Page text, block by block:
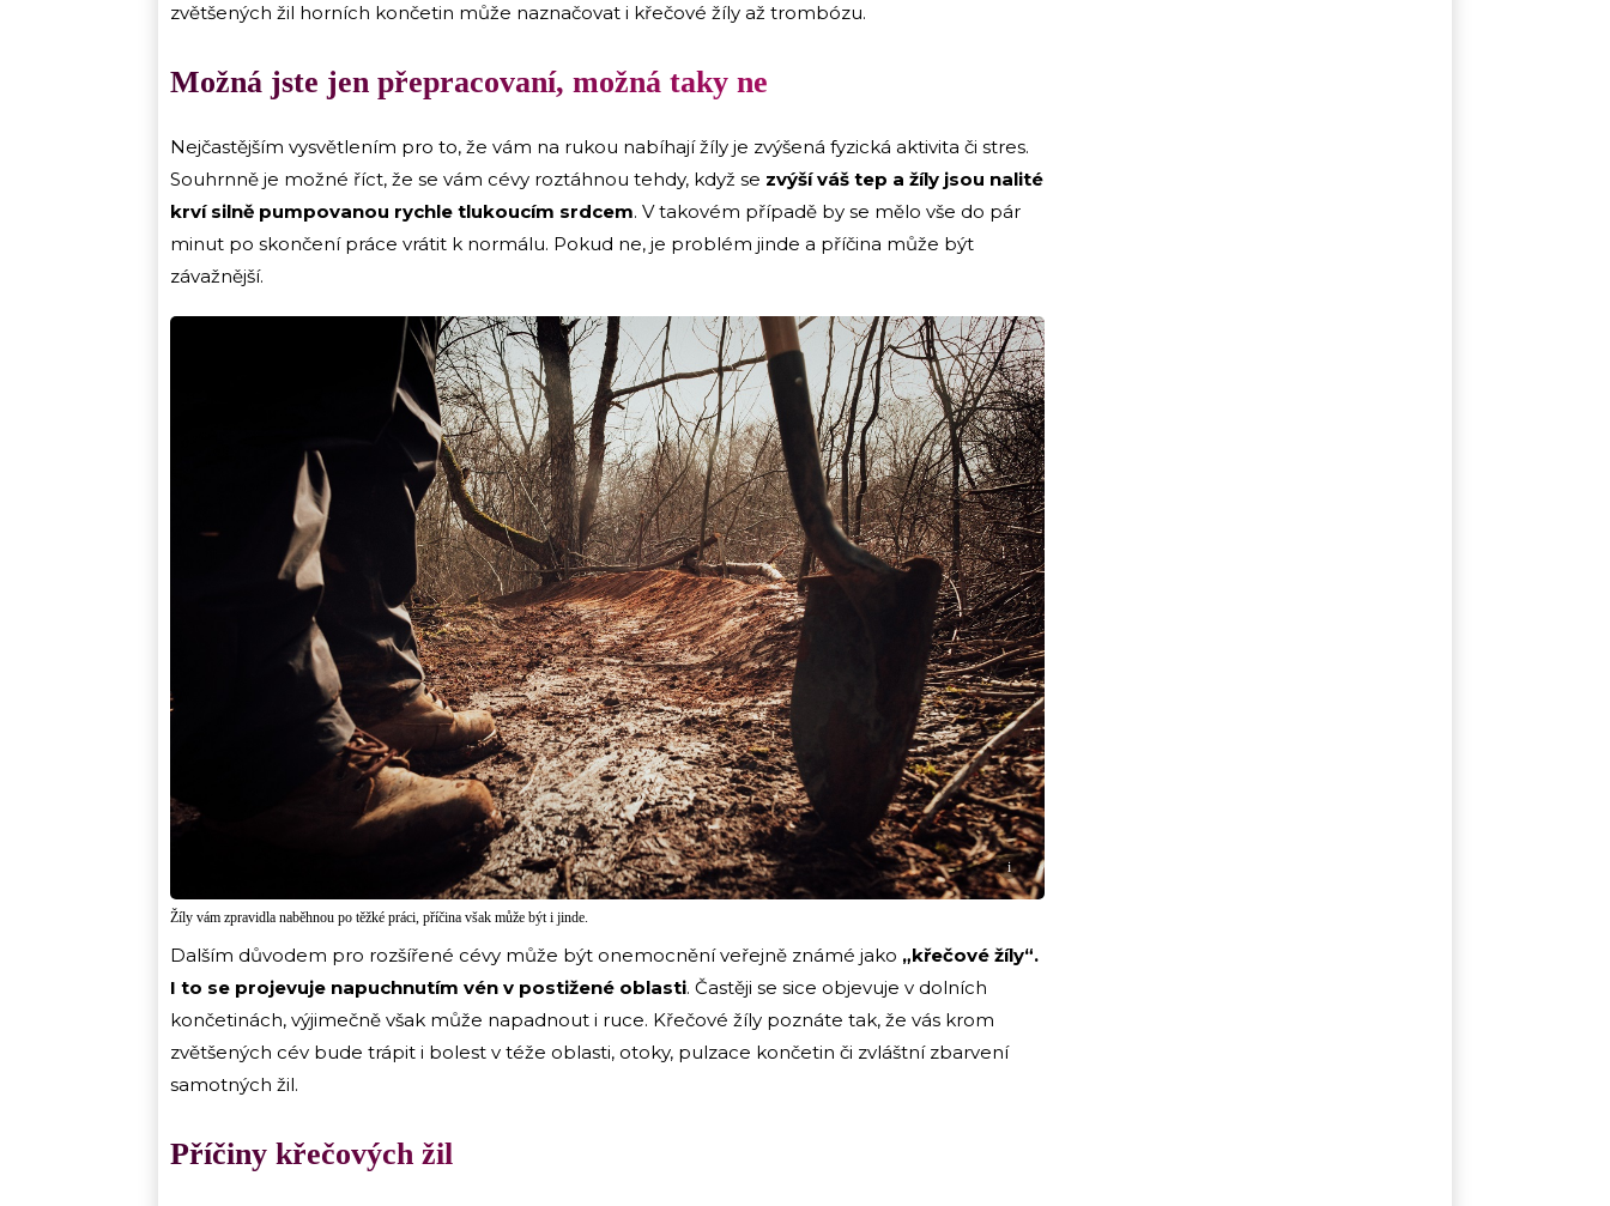
zvětšených žil horních končetin může naznačovat i křečové žíly až trombózu.
Možná jste jen přepracovaní, možná taky ne
Nejčastějším vysvětlením pro to, že vám na rukou nabíhají žíly je zvýšená fyzická aktivita či stres.
Souhrnně je možné říct, že se vám cévy roztáhnou tehdy, když se zvýší váš tep a žíly jsou nalité
krví silně pumpovanou rychle tlukoucím srdcem. V takovém případě by se mělo vše do pár
minut po skončení práce vrátit k normálu. Pokud ne, je problém jinde a příčina může být
závažnější.
i
Žíly vám zpravidla naběhnou po těžké práci, příčina však může být i jinde.
Dalším důvodem pro rozšířené cévy může být onemocnění veřejně známé jako „křečové žíly“.
I to se projevuje napuchnutím vén v postižené oblasti. Častěji se sice objevuje v dolních
končetinách, výjimečně však může napadnout i ruce. Křečové žíly poznáte tak, že vás krom
zvětšených cév bude trápit i bolest v téže oblasti, otoky, pulzace končetin či zvláštní zbarvení
samotných žil.
Příčiny křečových žil